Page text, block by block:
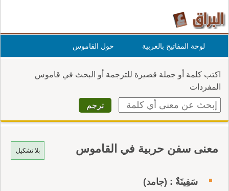
لوحة المفاتيح بالعربية حول القاموس
اكتب كلمة أو جملة قصيرة للترجمة أو البحث في قاموس
المفردات
بلا تشكيل معنى سفن حربية في القاموس
سَفِينَةٌ : (جامد)